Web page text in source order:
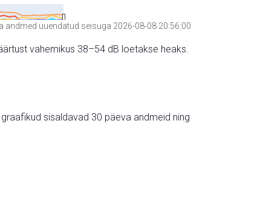
andmed uuendatud seisuga 2026-08-08 20:56:00
vahemikus 38–54 dB loetakse heaks.
sisaldavad 30 päeva andmeid ning